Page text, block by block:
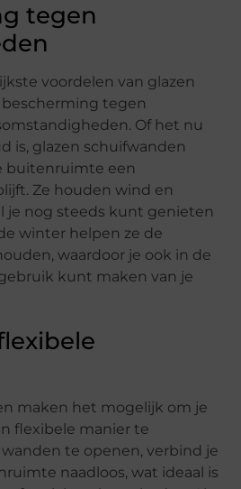
tegen
voordelen van glazen
tegen
Of het nu
is, glazen schuifwanden
buitenruimte een
Ze houden wind en
je nog steeds kunt genieten
winter helpen ze de
waardoor je ook in de
kunt maken van je
maken het mogelijk om je
flexibele manier te
te openen, verbind je
naadloos, wat ideaal is